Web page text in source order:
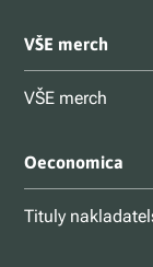
VŠE merch
VŠE merch
Oeconomica
Tituly